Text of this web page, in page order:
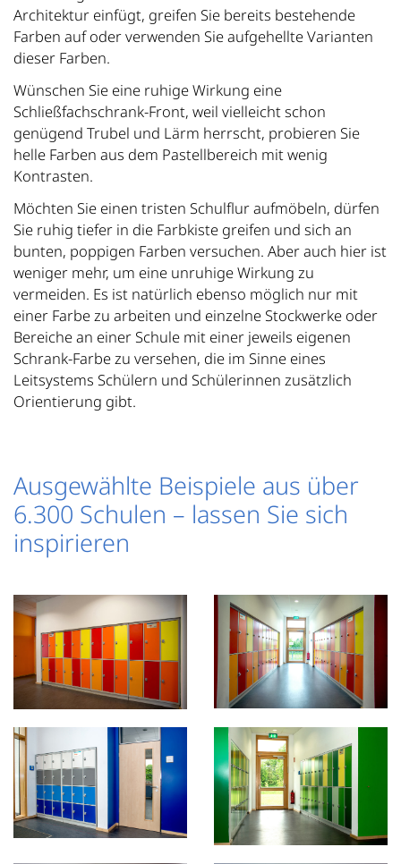
Architektur einfügt, greifen Sie bereits bestehende
Farben auf oder verwenden Sie aufgehellte Varianten
dieser Farben.
Wünschen Sie eine ruhige Wirkung eine
Schließfachschrank-Front, weil vielleicht schon
genügend Trubel und Lärm herrscht, probieren Sie
helle Farben aus dem Pastellbereich mit wenig
Kontrasten.
Möchten Sie einen tristen Schulflur aufmöbeln, dürfen
Sie ruhig tiefer in die Farbkiste greifen und sich an
bunten, poppigen Farben versuchen. Aber auch hier ist
weniger mehr, um eine unruhige Wirkung zu
vermeiden. Es ist natürlich ebenso möglich nur mit
einer Farbe zu arbeiten und einzelne Stockwerke oder
Bereiche an einer Schule mit einer jeweils eigenen
Schrank-Farbe zu versehen, die im Sinne eines
Leitsystems Schülern und Schülerinnen zusätzlich
Orientierung gibt.
Ausgewählte Beispiele aus über
6.300 Schulen – lassen Sie sich
inspirieren